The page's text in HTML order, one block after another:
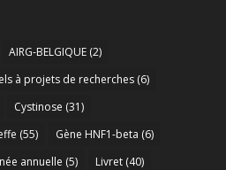
AIRG-BELGIQUE(2)
à projets de recherches(6)
Cystinose (31)
(55) Gène HNF1-beta (6)
annuelle (5) Livret(40)